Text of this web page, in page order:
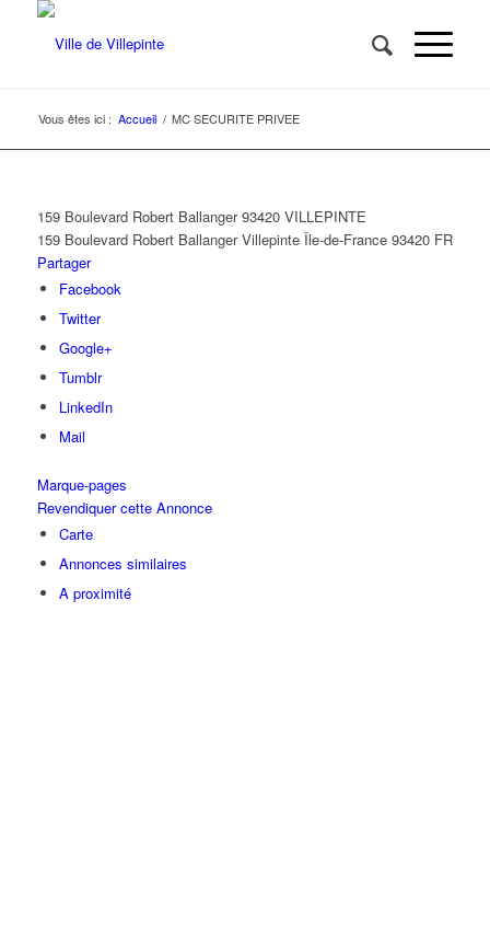
Vous êtes ici : Accueil / MC SECURITE PRIVEE
159 Boulevard Robert Ballanger 93420 VILLEPINTE
159 Boulevard Robert Ballanger Villepinte Île-de-France 93420 FR
Partager
Facebook
Twitter
Google+
Tumblr
LinkedIn
Mail
Marque-pages
Revendiquer cette Annonce
Carte
Annonces similaires
A proximité